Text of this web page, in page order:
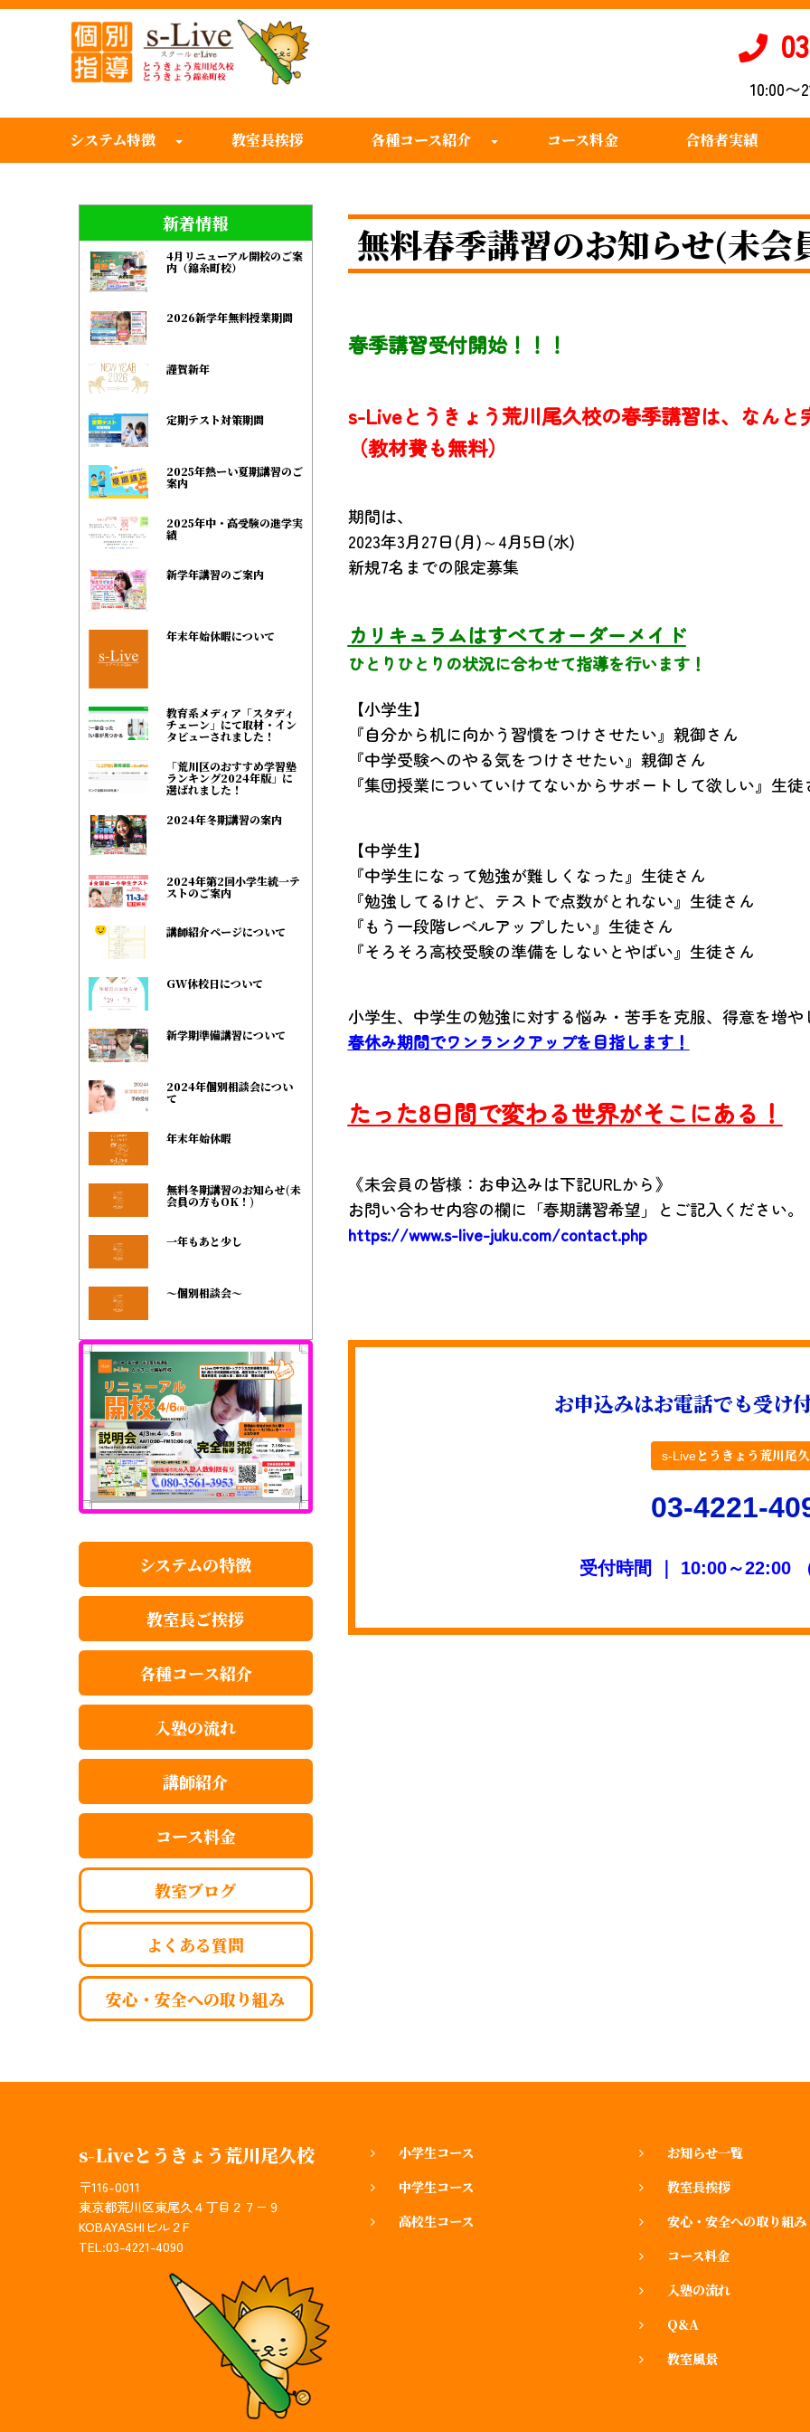
10:00〜
システム特徴 教室長挨拶 各種コース紹介 コース料金 合格者実績
無料春季講習のお知らせ(未
春季講習受付開始！！！
s-Liveとうきょう荒川尾久校の春季講習は、なんと
（教材費も無料）
期間は、
2023年3月27日(月)～4月5日(水)
新規7名までの限定募集
カリキュラムはすべてオーダーメイド
ひとりひとりの状況に合わせて指導を行います！
【小学生】
『自分から机に向かう習慣をつけさせたい』親御さん
『中学受験へのやる気をつけさせたい』親御さん
『集団授業についていけてないからサポートして欲しい』生徒
【中学生】
『中学生になって勉強が難しくなった』生徒さん
『勉強してるけど、テストで点数がとれない』生徒さん
『もう一段階レベルアップしたい』生徒さん
『そろそろ高校受験の準備をしないとやばい』生徒さん
小学生、中学生の勉強に対する悩み・苦手を克服、得意を増や
春休み期間でワンランクアップを目指します！
たった8日間で変わる世界がそこにある！
《未会員の皆様：お申込みは下記URLから》
お問い合わせ内容の欄に「春期講習希望」とご記入ください。
https://www.s-live-juku.com/contact.php
お申込みはお電話でも受け
s-Liveとうきょう荒川尾
03-4221-
受付時間 ｜ 10:00～22:00
新着情報
4月リニューアル開校のご案
内（錦糸町校）
2026新学年無料授業期間
謹賀新年
定期テスト対策期間
2025年熱ーい夏期講習のご
案内
2025年中・高受験の進学実
績
新学年講習のご案内
年末年始休暇について
教育系メディア「スタディ
チェーン」にて取材・イン
タビューされました！
「荒川区のおすすめ学習塾
ランキング2024年版」に
選ばれました！
2024年冬期講習の案内
2024年第2回小学生統一テ
ストのご案内
講師紹介ページについて
GW休校日について
新学期準備講習について
2024年個別相談会につい
て
年末年始休暇
無料冬期講習のお知らせ(未
会員の方もOK！)
一年もあと少し
～個別相談会～
システムの特徴
教室長ご挨拶
各種コース紹介
入塾の流れ
講師紹介
コース料金
教室ブログ
よくある質問
安心・安全への取り組み
s-Liveとうきょう荒川尾久校
〒116-0011
東京都荒川区東尾久４丁目２７−９
KOBAYASHIビル２F
TEL:03-4221-4090
小学生コース
中学生コース
高校生コース
お知らせ一覧
教室長挨拶
安心・安全への取り組み
コース料金
入塾の流れ
Q&A
教室風景